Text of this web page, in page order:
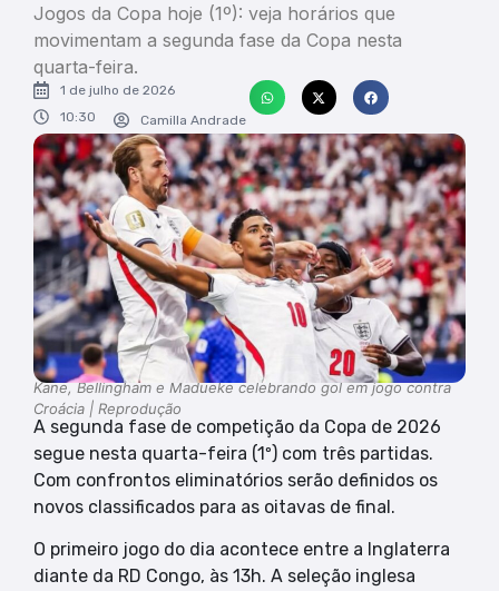
Jogos da Copa hoje (1º): veja horários que
movimentam a segunda fase da Copa nesta
quarta-feira.
1 de julho de 2026
10:30
Camilla Andrade
Kane, Bellingham e Madueke celebrando gol em jogo contra
Croácia | Reprodução
A segunda fase de competição da Copa de 2026
segue nesta quarta-feira (1º) com três partidas.
Com confrontos eliminatórios serão definidos os
novos classificados para as oitavas de final.
O primeiro jogo do dia acontece entre a Inglaterra
diante da RD Congo, às 13h. A seleção inglesa